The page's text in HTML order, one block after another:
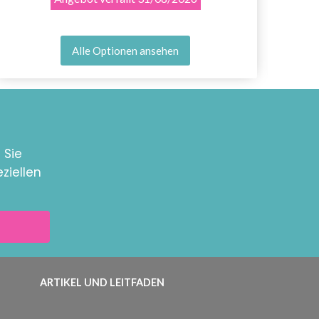
Alle Optionen ansehen
ARTIKEL UND LEITFADEN